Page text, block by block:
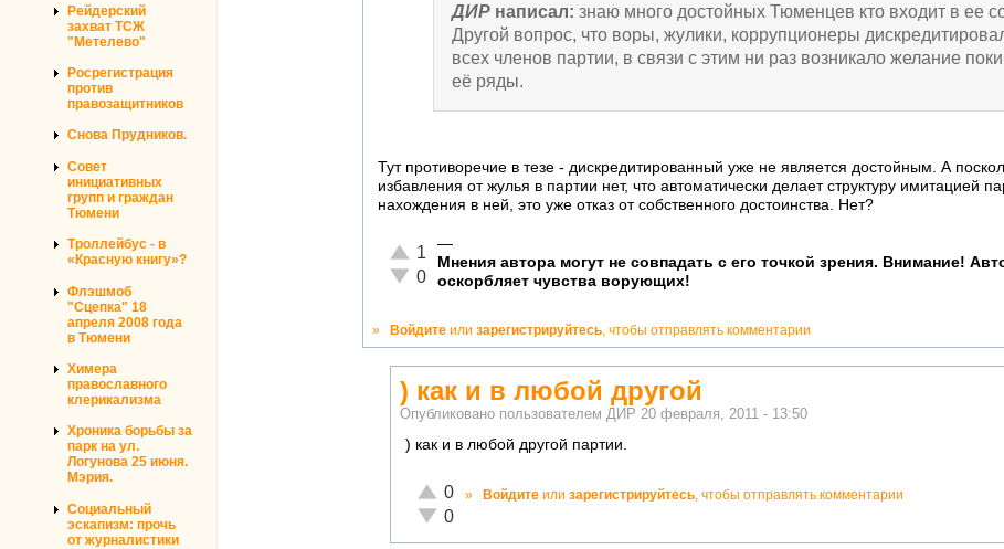
Рейдерский
захват ТСЖ
"Метелево"
Росрегистрация
против
правозащитников
Снова Прудников.
Совет
инициативных
групп и граждан
Тюмени
Троллейбус - в
«Красную книгу»?
Флэшмоб
"Сцепка" 18
апреля 2008 года
в Тюмени
Химера
православного
клерикализма
Хроника борьбы за
парк на ул.
Логунова 25 июня.
Мэрия.
Социальный
эскапизм: прочь
от журналистики
ДИР написал:знаю много достойных Тюменцев кто входит в ее
Другой вопрос, что воры, жулики, коррупционеры
всех членов партии, в связи с этим ни раз возникало желание
её ряды.
Тут противоречие в тезе - дискредитированный уже не является достойным. А
избавления от жулья в партии нет, что автоматически делает структуру имитацией
нахождения в ней, это уже отказ от собственного достоинства. Нет?
Отлично!
1
Неадекватно!
0
—
Мнения автора могут не совпадать с его точкой зрения. Внимание!
оскорбляет чувства ворующих!
» Войдите или зарегистрируйтесь, чтобы отправлять комментарии
) как и в любой другой
Опубликовано пользователем ДИР 20 февраля, 2011 - 13:50
) как и в любой другой партии.
Отлично!
0
Неадекватно!
0
» Войдите или зарегистрируйтесь , чтобы отправлять комментарии